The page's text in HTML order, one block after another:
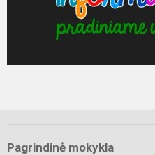
Pagrindinė mokykla